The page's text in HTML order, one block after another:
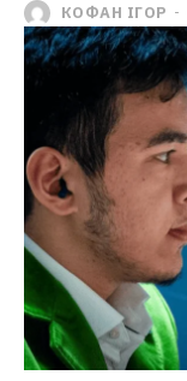
КОФАН ІГОР -